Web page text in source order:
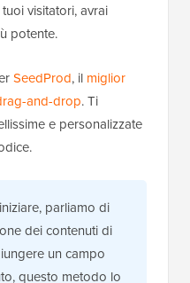
visitatori, avrai
potente.
SeedProd, il miglior
and-drop. Ti
e personalizzate
parliamo di
dei contenuti di
un campo
questo metodo lo